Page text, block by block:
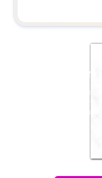
jeannine
du souvenir
Créez un album
les hommages à Marie-
pour vous ou pour une